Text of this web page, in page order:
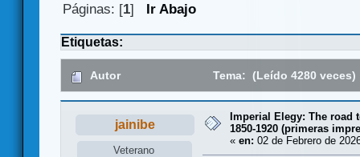
Páginas: [1] Ir Abajo
Etiquetas:
Autor Tema: (Leído 4280 veces)
jainibe
Veterano
Imperial Elegy: The road
1850-1920 (primeras
« en: 02 de Febrero de